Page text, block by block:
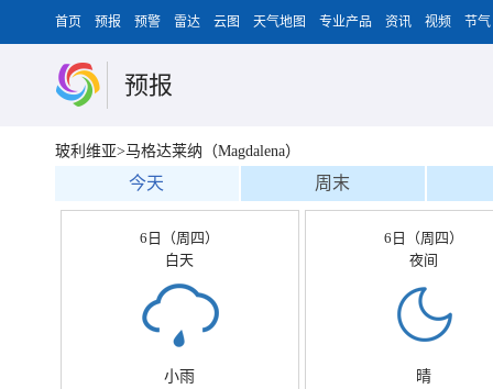
首页 预报 预警 雷达 云图 天气地图 专业产品 资讯 视频 节气
预报
玻利维亚>马格达莱纳（Magdalena）
今天 周末
6日（周四）
白天
小雨
6日（周四）
夜间
晴